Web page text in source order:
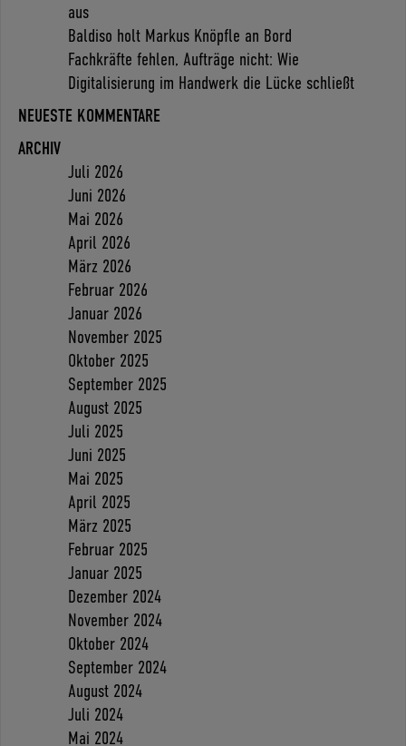
aus
Baldiso holt Markus Knöpfle an Bord
Fachkräfte fehlen, Aufträge nicht: Wie
Digitalisierung im Handwerk die Lücke schließt
NEUESTE KOMMENTARE
ARCHIV
Juli 2026
Juni 2026
Mai 2026
April 2026
März 2026
Februar 2026
Januar 2026
November 2025
Oktober 2025
September 2025
August 2025
Juli 2025
Juni 2025
Mai 2025
April 2025
März 2025
Februar 2025
Januar 2025
Dezember 2024
November 2024
Oktober 2024
September 2024
August 2024
Juli 2024
Mai 2024